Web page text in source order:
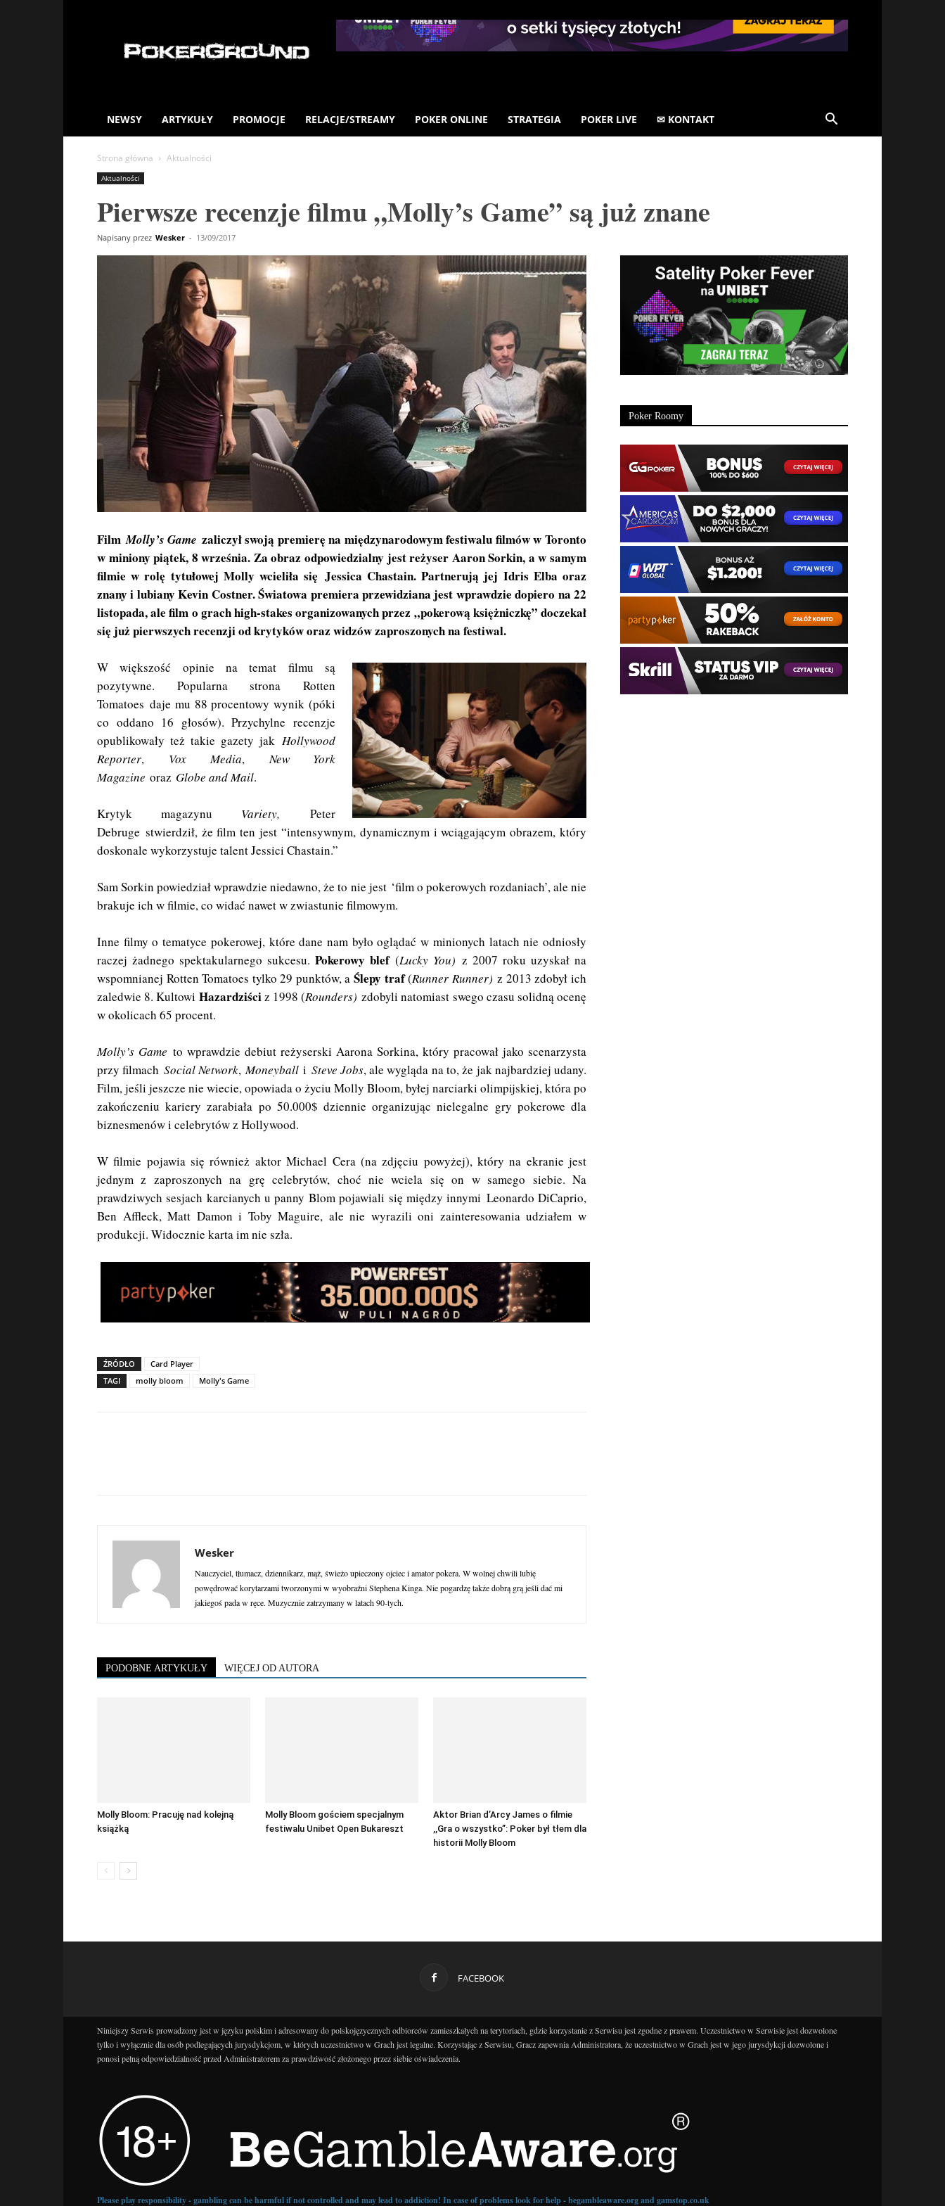
NEWSY ARTYKUŁY PROMOCJE RELACJE/STREAMY POKER ONLINE STRATEGIA POKER LIVE ✉ KONTAKT
Strona główna Aktualności
Aktualności
Pierwsze recenzje filmu „Molly’s Game” są już znane
Napisany przez Wesker - 13/09/2017
FilmMolly’s Game zaliczył swoją premierę na międzynarodowym festiwalu filmów w Toronto
w miniony piątek, 8 września. Za obraz odpowiedzialny jest reżyser Aaron Sorkin, a w samym
filmie w rolę tytułowej Molly wcieliła się Jessica Chastain. Partnerują jej Idris Elba oraz
znany i lubiany Kevin Costner. Światowa premiera przewidziana jest wprawdzie dopiero na 22
listopada, ale film o grach high-stakes organizowanych przez „pokerową księżniczkę” doczekał
się już pierwszych recenzji od krytyków oraz widzów zaproszonych na festiwal.
W większość opinie na temat filmu są
pozytywne. Popularna strona Rotten
Tomatoes daje mu 88 procentowy wynik (póki
co oddano 16 głosów). Przychylne recenzje
opublikowały też takie gazety jak Hollywood
Reporter, Vox Media,New York
Magazine oraz Globe and Mail.
Krytyk magazynu Variety, Peter
Debruge stwierdził, że film ten jest “intensywnym, dynamicznym i wciągającym obrazem, który
doskonale wykorzystuje talent Jessici Chastain.”
Sam Sorkin powiedział wprawdzie niedawno, że to nie jest ‘film o pokerowych rozdaniach’, ale nie
brakuje ich w filmie, co widać nawet w zwiastunie filmowym.
Inne filmy o tematyce pokerowej, które dane nam było oglądać w minionych latach nie odniosły
raczej żadnego spektakularnego sukcesu.Pokerowy blef(Lucky You) z 2007 roku uzyskał na
wspomnianej Rotten Tomatoes tylko 29 punktów, a Ślepy traf(Runner Runner) z 2013 zdobył ich
zaledwie 8. Kultowi Hazardziściz 1998 (Rounders) zdobyli natomiast swego czasu solidną ocenę
w okolicach 65 procent.
Molly’s Game to wprawdzie debiut reżyserski Aarona Sorkina, który pracował jako scenarzysta
przy filmach Social Network,Moneyball i Steve Jobs, ale wygląda na to, że jak najbardziej udany.
Film, jeśli jeszcze nie wiecie, opowiada o życiu Molly Bloom, byłej narciarki olimpijskiej, która po
zakończeniu kariery zarabiała po 50.000$ dziennie organizując nielegalne gry pokerowe dla
biznesmenów i celebrytów z Hollywood.
W filmie pojawia się również aktor Michael Cera (na zdjęciu powyżej), który na ekranie jest
jednym z zaproszonych na grę celebrytów, choć nie wciela się on w samego siebie. Na
prawdziwych sesjach karcianych u panny Blom pojawiali się między innymi Leonardo DiCaprio,
Ben Affleck, Matt Damon i Toby Maguire, ale nie wyrazili oni zainteresowania udziałem w
produkcji. Widocznie karta im nie szła.
ŹRÓDŁO
Card Player
TAGI
molly bloom Molly's Game
Wesker
Nauczyciel, tłumacz, dziennikarz, mąż, świeżo upieczony ojciec i amator pokera. W wolnej chwili lubię
powędrować korytarzami tworzonymi w wyobraźni Stephena Kinga. Nie pogardzę także dobrą grą jeśli dać mi
jakiegoś pada w ręce. Muzycznie zatrzymany w latach 90-tych.
PODOBNE ARTYKUŁY WIĘCEJ OD AUTORA
Molly Bloom: Pracuję nad kolejną
książką
Molly Bloom gościem specjalnym
festiwalu Unibet Open Bukareszt
Aktor Brian d’Arcy James o filmie
,,Gra o wszystko”: Poker był tłem dla
historii Molly Bloom
Poker Roomy
FACEBOOK
Niniejszy Serwis prowadzony jest w języku polskim i adresowany do polskojęzycznych odbiorców zamieszkałych na terytoriach, gdzie korzystanie z Serwisu jest zgodne z prawem. Uczestnictwo w Serwisie jest dozwolone
tylko i wyłącznie dla osób podlegających jurysdykcjom, w których uczestnictwo w Grach jest legalne. Korzystając z Serwisu, Gracz zapewnia Administratora, że uczestnictwo w Grach jest w jego jurysdykcji dozwolone i
ponosi pełną odpowiedzialność przed Administratorem za prawdziwość złożonego przez siebie oświadczenia.
Please play responsibility - gambling can be harmful if not controlled and may lead to addiction! In case of problems look for help - begambleaware.org and gamstop.co.uk